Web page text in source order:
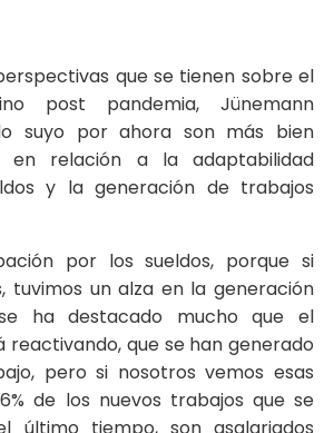
que se tienen sobre el
post pandemia, Jünemann
suyo por ahora son más bien
en relación a la adaptabilidad
y la generación de trabajos
por los sueldos, porque si
tuvimos un alza en la generación
ha destacado mucho que el
reactivando, que se han generado
pero si nosotros vemos esas
de los nuevos trabajos que se